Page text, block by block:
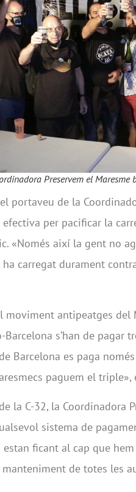
Preservem el
portaveu de la
efectiva per pacificar la
«Només així la gent no
carregat durament
moviment antipeatges del
s’han de pagar
Barcelona es paga
paguem el triple»,
la C-32, la Coordinadora
sistema de
estan ficant al cap que
de totes les